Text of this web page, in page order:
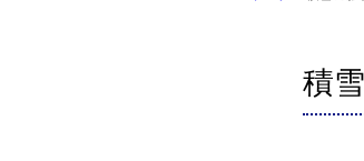
積